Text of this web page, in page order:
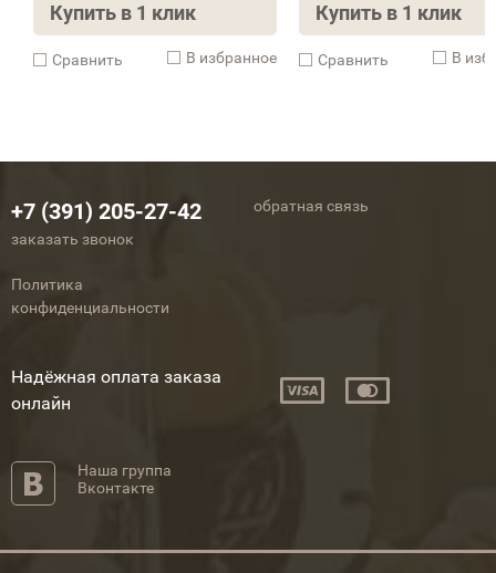
Купить в 1 клик
Cравнить В избранное
Купить в 1 клик
Cравнить В
+7 (391) 205-27-42
заказать звонок
обратная связь
Политика
конфиденциальности
Надёжная оплата заказа
онлайн
Наша группа
Вконтакте